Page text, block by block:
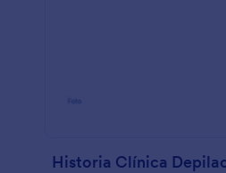
Historia Clínica